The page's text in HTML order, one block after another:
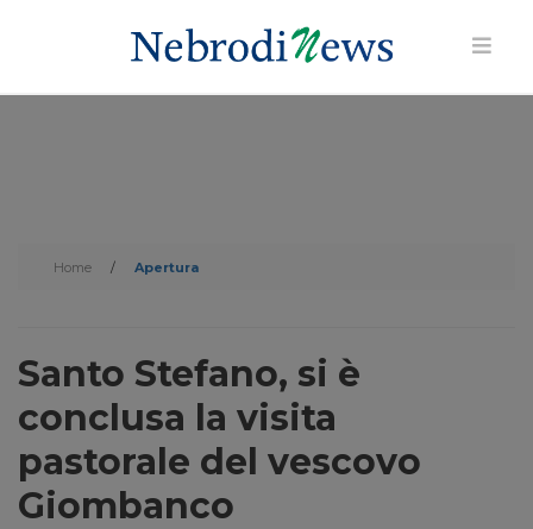
Home / Apertura
Santo Stefano, si è
conclusa la visita
pastorale del vescovo
Giombanco